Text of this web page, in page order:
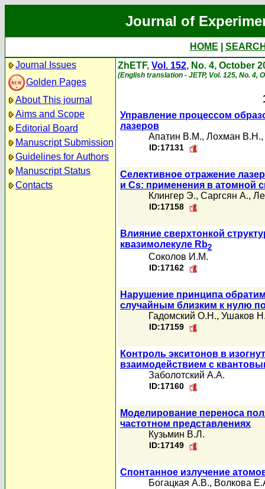
Journal of
HOME
Journal Issues
Golden Pages
About This journal
Aims and Scope
Editorial Board
Manuscript Submission
Guidelines for Authors
Manuscript Status
Contacts
ZhETF, Vol. 152, No. 4, October
(English translation - JETP, Vol. 125, No. 4,
Управление процессом
лазеров
Апатин В.М., Лохман В.Н.,
ID:17131
Селективное отражение
и Cs: применения в атомной
Клингер Э., Саргсян А.,
ID:17158
Влияние сверхтонкой
квазимолекуле Rb2
Соколов И.М.
ID:17162
Нарушение принципа
случайным близким к нулю
Гадомский О.Н., Ушаков
ID:17159
Контроль экситонов в
взаимодействием с
Заболотский А.А.
ID:17160
Моделирование переноса
частотном представлениях
Кузьмин В.Л.
ID:17149
Спонтанное излучение
Богацкая А.В., Волкова